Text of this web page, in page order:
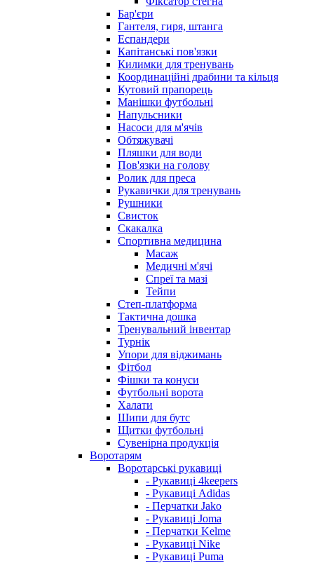
Бар'єри
Гантеля, гиря, штанга
Еспандери
Капітанські пов'язки
Килимки для тренувань
Координаційні драбини та кільця
Кутовий прапорець
Манішки футбольні
Напульсники
Насоси для м'ячів
Обтяжувачі
Пляшки для води
Пов'язки на голову
Ролик для преса
Рукавички для тренувань
Рушники
Свисток
Скакалка
Спортивна медицина
Масаж
Медичні м'ячі
Спреї та мазі
Тейпи
Степ-платформа
Тактична дошка
Тренувальний інвентар
Турнік
Упори для віджимань
Фітбол
Фішки та конуси
Футбольні ворота
Халати
Шипи для бутс
Щитки футбольні
Сувенірна продукція
Воротарям
Воротарські рукавиці
- Рукавиці 4keepers
- Рукавиці Adidas
- Перчатки Jako
- Рукавиці Joma
- Перчатки Kelme
- Рукавиці Nike
- Рукавиці Puma